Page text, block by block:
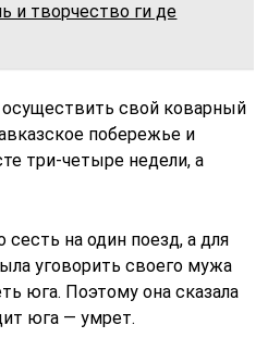
и творчество ги де
свой коварный
побережье и
три-четыре недели, а
на один поезд, а для
уговорить своего мужа
юга. Поэтому она сказала
юга — умрет.